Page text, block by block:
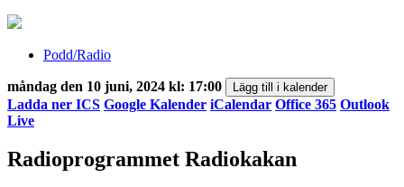
Podd/Radio
måndag den 10 juni, 2024 kl: 17:00 Lägg till i kalender
Ladda ner ICS Google Kalender iCalendar Office 365 Outlook
Live
Radioprogrammet Radiokakan